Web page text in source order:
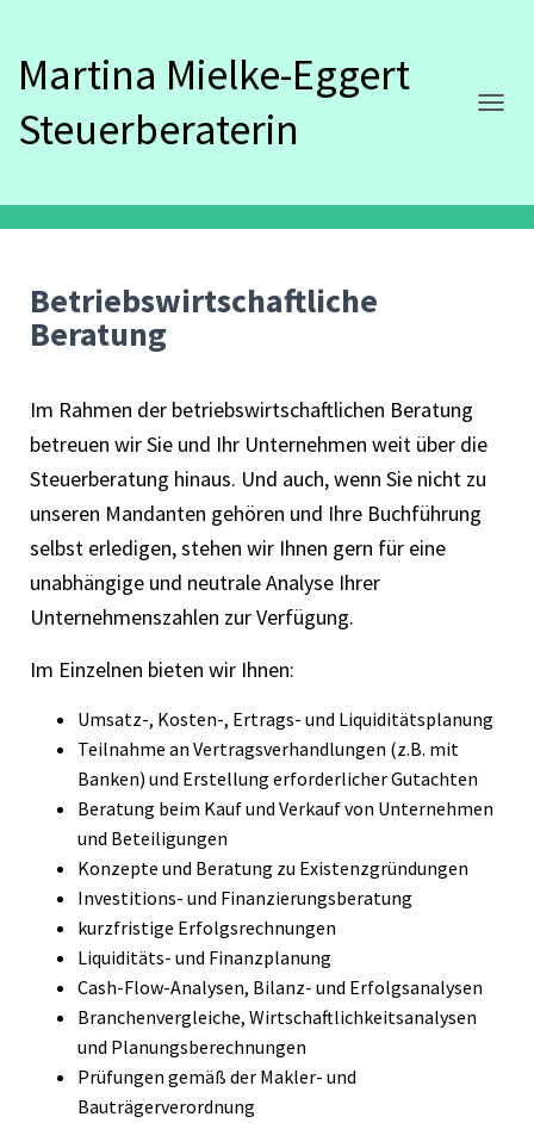
Martina Mielke-Eggert
Steuerberaterin
Betriebswirtschaftliche
Beratung
Im Rahmen der betriebswirtschaftlichen Beratung
betreuen wir Sie und Ihr Unternehmen weit über die
Steuerberatung hinaus. Und auch, wenn Sie nicht zu
unseren Mandanten gehören und Ihre Buchführung
selbst erledigen, stehen wir Ihnen gern für eine
unabhängige und neutrale Analyse Ihrer
Unternehmenszahlen zur Verfügung.
Im Einzelnen bieten wir Ihnen:
Umsatz-, Kosten-, Ertrags- und Liquiditätsplanung
Teilnahme an Vertragsverhandlungen (z.B. mit
Banken) und Erstellung erforderlicher Gutachten
Beratung beim Kauf und Verkauf von Unternehmen
und Beteiligungen
Konzepte und Beratung zu Existenzgründungen
Investitions- und Finanzierungsberatung
kurzfristige Erfolgsrechnungen
Liquiditäts- und Finanzplanung
Cash-Flow-Analysen, Bilanz- und Erfolgsanalysen
Branchenvergleiche, Wirtschaftlichkeitsanalysen
und Planungsberechnungen
Prüfungen gemäß der Makler- und
Bauträgerverordnung